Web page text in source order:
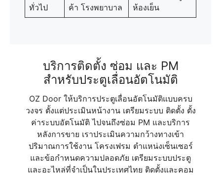
ทั่วไป
ค้า โรงพยาบาล
ห้องเย็น
บริการติดตั้ง ซ่อม และ PM
สำหรับประตูเลื่อนอัตโนมัติ
OZ Door ให้บริการประตูเลื่อนอัตโนมัติแบบครบ
วงจร ตั้งแต่ประเมินหน้างาน เตรียมระบบ ติดตั้ง ตั้ง
ค่าระบบอัตโนมัติ ไปจนถึงซ่อม PM และบริการ
หลังการขาย เราประเมินความกว้างทางเข้า
ปริมาณการใช้งาน โครงเฟรม ตำแหน่งเซ็นเซอร์
และข้อกำหนดความปลอดภัย เตรียมระบบประตู
และอะไหล่ที่จำเป็นในประเทศไทย ติดตั้งและคอม